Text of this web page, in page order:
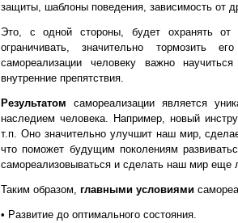
защиты, шаблоны поведения, зависимость от
Это, с одной стороны, будет охранять
ограничивать, значительно тормозить
самореализации человеку важно
внутренние препятствия.
Результатом самореализации является
наследием человека. Например, новый
т.п. Оно значительно улучшит наш мир,
что поможет будущим поколениям
самореализовываться и сделать наш мир еще
Таким образом, главными условиями
• Развитие до оптимального состояния.